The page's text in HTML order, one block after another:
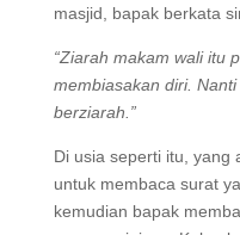
masjid, bapak berkata
“Ziarah makam wali itu
membiasakan diri.
berziarah.”
Di usia seperti itu, yang
untuk membaca surat
kemudian bapak